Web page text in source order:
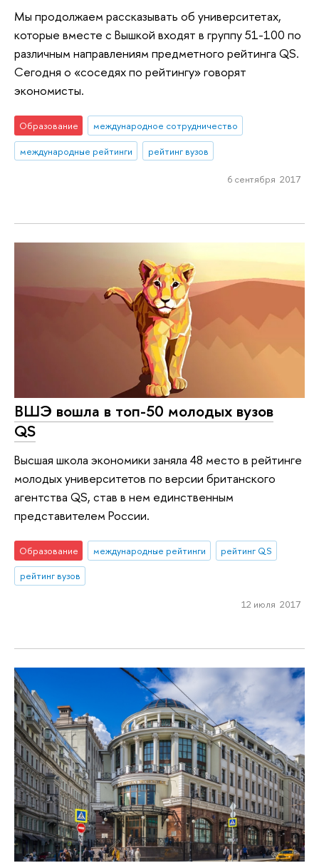
Мы продолжаем рассказывать об университетах,
которые вместе с Вышкой входят в группу 51-100 по
различным направлениям предметного рейтинга QS.
Сегодня о «соседях по рейтингу» говорят
экономисты.
Образование
международное сотрудничество
международные рейтинги
рейтинг вузов
6 сентября 2017
ВШЭ вошла в топ-50 молодых вузов
QS
Высшая школа экономики заняла 48 место в рейтинге
молодых университетов по версии британского
агентства QS, став в нем единственным
представителем России.
Образование международные рейтинги
рейтинг QS
рейтинг вузов
12 июля 2017